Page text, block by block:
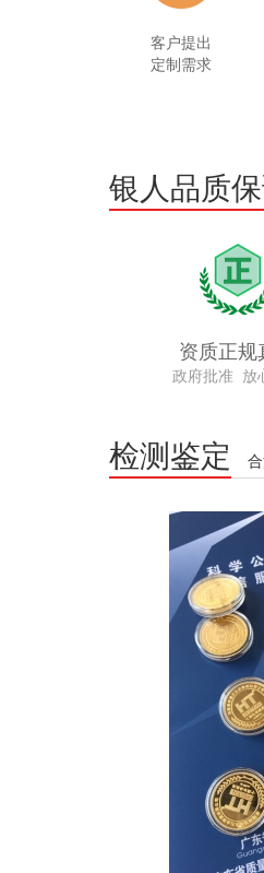
客户提出
定制需求
银人品质
资质正规
政府批准 放
检测鉴定